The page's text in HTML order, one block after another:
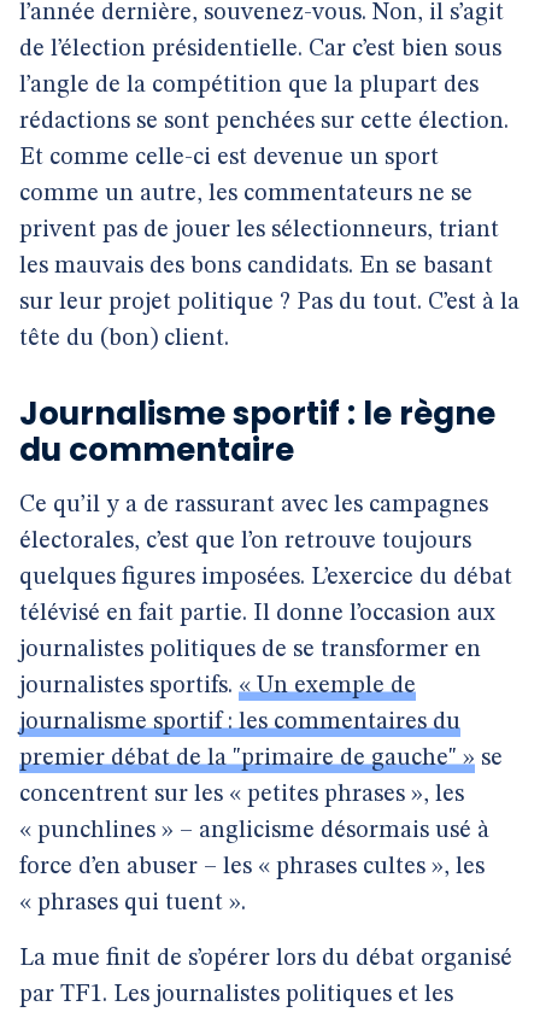
l’année dernière, souvenez-vous. Non, il s’agit
de l’élection présidentielle. Car c’est bien sous
l’angle de la compétition que la plupart des
rédactions se sont penchées sur cette élection.
Et comme celle-ci est devenue un sport
comme un autre, les commentateurs ne se
privent pas de jouer les sélectionneurs, triant
les mauvais des bons candidats. En se basant
sur leur projet politique ? Pas du tout. C’est à la
tête du (bon) client.
Journalisme sportif : le règne
du commentaire
Ce qu’il y a de rassurant avec les campagnes
électorales, c’est que l’on retrouve toujours
quelques figures imposées. L’exercice du débat
télévisé en fait partie. Il donne l’occasion aux
journalistes politiques de se transformer en
journalistes sportifs. « Un exemple de
journalisme sportif : les commentaires du
premier débat de la "primaire de gauche" » se
concentrent sur les « petites phrases », les
« punchlines » – anglicisme désormais usé à
force d’en abuser – les « phrases cultes », les
« phrases qui tuent ».
La mue finit de s’opérer lors du débat organisé
par TF1. Les journalistes politiques et les